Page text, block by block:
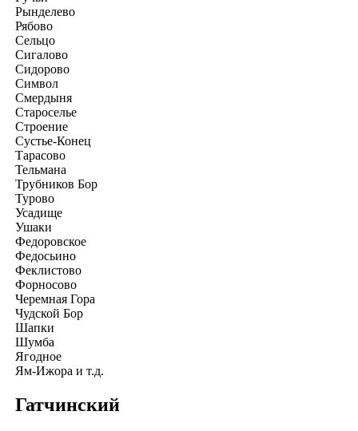
Рынделево
Рябово
Сельцо
Сигалово
Сидорово
Символ
Смердыня
Староселье
Строение
Сустье-Конец
Тарасово
Тельмана
Трубников Бор
Турово
Усадище
Ушаки
Федоровское
Федосьино
Феклистово
Форносово
Черемная Гора
Чудской Бор
Шапки
Шумба
Ягодное
Ям-Ижора и т.д.
Гатчинский